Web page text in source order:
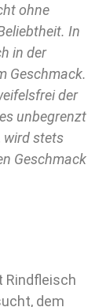
ohne
In
in der
Geschmack.
der
unbegrenzt
wird stets
Geschmack
Rindfleisch
dem